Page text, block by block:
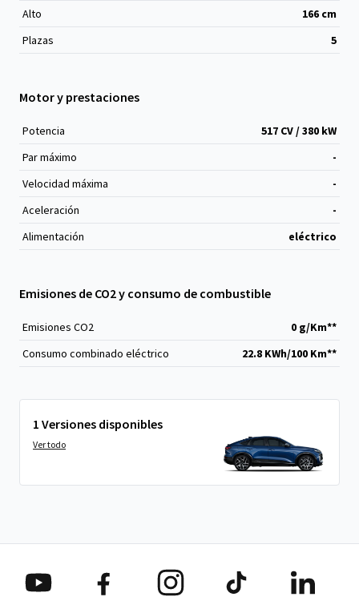
Alto
166 cm
Plazas
5
Motor y prestaciones
Potencia
517 CV / 380 kW
Par máximo
-
Velocidad máxima
-
Aceleración
-
Alimentación
eléctrico
Emisiones de CO2 y consumo de combustible
Emisiones CO2
0 g/Km**
Consumo combinado eléctrico
22.8 KWh/100 Km**
1 Versiones disponibles
Ver todo